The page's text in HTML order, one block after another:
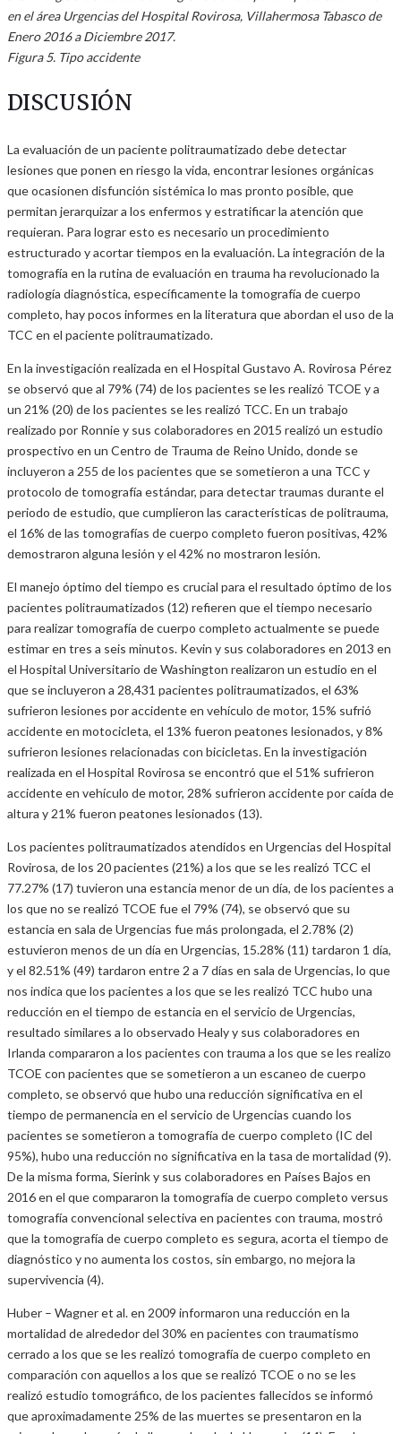
en el área Urgencias del Hospital Rovirosa, Villahermosa Tabasco de
Enero 2016 a Diciembre 2017.
Figura 5. Tipo accidente
DISCUSIÓN
La evaluación de un paciente politraumatizado debe detectar
lesiones que ponen en riesgo la vida, encontrar lesiones orgánicas
que ocasionen disfunción sistémica lo mas pronto posible, que
permitan jerarquizar a los enfermos y estratificar la atención que
requieran. Para lograr esto es necesario un procedimiento
estructurado y acortar tiempos en la evaluación. La integración de la
tomografía en la rutina de evaluación en trauma ha revolucionado la
radiología diagnóstica, específicamente la tomografía de cuerpo
completo, hay pocos informes en la literatura que abordan el uso de la
TCC en el paciente politraumatizado.
En la investigación realizada en el Hospital Gustavo A. Rovirosa Pérez
se observó que al 79% (74) de los pacientes se les realizó TCOE y a
un 21% (20) de los pacientes se les realizó TCC. En un trabajo
realizado por Ronnie y sus colaboradores en 2015 realizó un estudio
prospectivo en un Centro de Trauma de Reino Unido, donde se
incluyeron a 255 de los pacientes que se sometieron a una TCC y
protocolo de tomografía estándar, para detectar traumas durante el
periodo de estudio, que cumplieron las características de politrauma,
el 16% de las tomografías de cuerpo completo fueron positivas, 42%
demostraron alguna lesión y el 42% no mostraron lesión.
El manejo óptimo del tiempo es crucial para el resultado óptimo de los
pacientes politraumatizados (12) refieren que el tiempo necesario
para realizar tomografía de cuerpo completo actualmente se puede
estimar en tres a seis minutos. Kevin y sus colaboradores en 2013 en
el Hospital Universitario de Washington realizaron un estudio en el
que se incluyeron a 28,431 pacientes politraumatizados, el 63%
sufrieron lesiones por accidente en vehículo de motor, 15% sufrió
accidente en motocicleta, el 13% fueron peatones lesionados, y 8%
sufrieron lesiones relacionadas con bicicletas. En la investigación
realizada en el Hospital Rovirosa se encontró que el 51% sufrieron
accidente en vehículo de motor, 28% sufrieron accidente por caída de
altura y 21% fueron peatones lesionados (13).
Los pacientes politraumatizados atendidos en Urgencias del Hospital
Rovirosa, de los 20 pacientes (21%) a los que se les realizó TCC el
77.27% (17) tuvieron una estancia menor de un día, de los pacientes a
los que no se realizó TCOE fue el 79% (74), se observó que su
estancia en sala de Urgencias fue más prolongada, el 2.78% (2)
estuvieron menos de un día en Urgencias, 15.28% (11) tardaron 1 día,
y el 82.51% (49) tardaron entre 2 a 7 días en sala de Urgencias, lo que
nos indica que los pacientes a los que se les realizó TCC hubo una
reducción en el tiempo de estancia en el servicio de Urgencias,
resultado similares a lo observado Healy y sus colaboradores en
Irlanda compararon a los pacientes con trauma a los que se les realizo
TCOE con pacientes que se sometieron a un escaneo de cuerpo
completo, se observó que hubo una reducción significativa en el
tiempo de permanencia en el servicio de Urgencias cuando los
pacientes se sometieron a tomografía de cuerpo completo (IC del
95%), hubo una reducción no significativa en la tasa de mortalidad (9).
De la misma forma, Sierink y sus colaboradores en Países Bajos en
2016 en el que compararon la tomografía de cuerpo completo versus
tomografía convencional selectiva en pacientes con trauma, mostró
que la tomografía de cuerpo completo es segura, acorta el tiempo de
diagnóstico y no aumenta los costos, sin embargo, no mejora la
supervivencia (4).
Huber – Wagner et al. en 2009 informaron una reducción en la
mortalidad de alrededor del 30% en pacientes con traumatismo
cerrado a los que se les realizó tomografía de cuerpo completo en
comparación con aquellos a los que se realizó TCOE o no se les
realizó estudio tomográfico, de los pacientes fallecidos se informó
que aproximadamente 25% de las muertes se presentaron en la